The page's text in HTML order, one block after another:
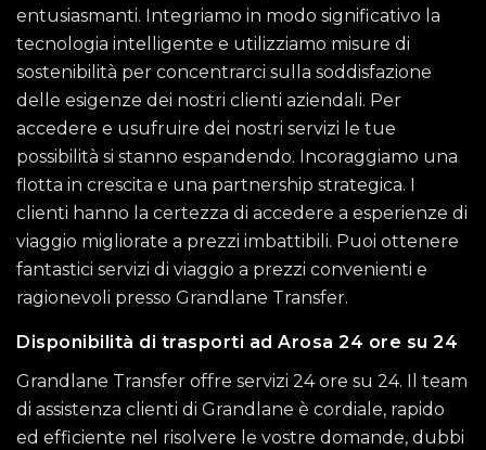
entusiasmanti. Integriamo in modo significativo la
tecnologia intelligente e utilizziamo misure di
sostenibilità per concentrarci sulla soddisfazione
delle esigenze dei nostri clienti aziendali. Per
accedere e usufruire dei nostri servizi le tue
possibilità si stanno espandendo. Incoraggiamo una
flotta in crescita e una partnership strategica. I
clienti hanno la certezza di accedere a esperienze di
viaggio migliorate a prezzi imbattibili. Puoi ottenere
fantastici servizi di viaggio a prezzi convenienti e
ragionevoli presso Grandlane Transfer.
Disponibilità di trasporti ad Arosa 24 ore su 24
Grandlane Transfer offre servizi 24 ore su 24. Il team
di assistenza clienti di Grandlane è cordiale, rapido
ed efficiente nel risolvere le vostre domande, dubbi